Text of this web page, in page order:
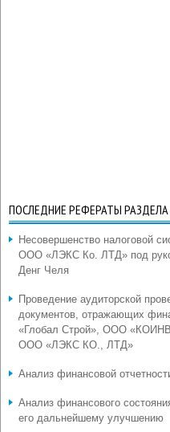
ПОСЛЕДНИЕ РЕФЕРАТЫ РАЗДЕЛА
Несовершенство налоговой
ООО «ЛЭКС Ко. ЛТД» под
Денг Челя
Проведение аудиторской
документов, отражающих
«Глобал Строй», ООО
ООО «ЛЭКС КО., ЛТД»
Анализ финансовой
Анализ финансового
его дальнейшему улучшению